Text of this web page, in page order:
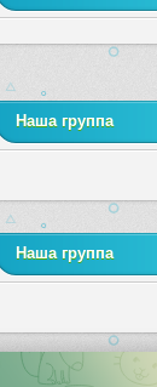
Наша группа
Наша группа